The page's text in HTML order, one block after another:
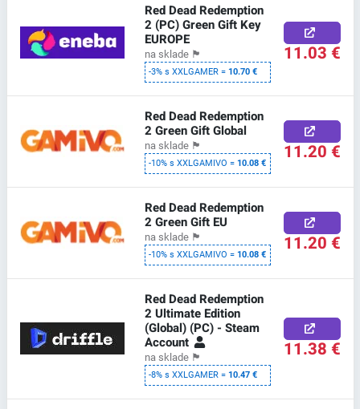
Red Dead Redemption
2 (PC) Green Gift Key
EUROPE
na sklade 🏴
-3% s XXLGAMER =10.70 €
11.03 €
Red Dead Redemption
2 Green Gift Global
na sklade 🏴
-10% s XXLGAMIVO =10.08 € 11.20 €
Red Dead Redemption
2 Green Gift EU
na sklade 🏴
-10% s XXLGAMIVO =10.08 € 11.20 €
Red Dead Redemption
2 Ultimate Edition
(Global) (PC) - Steam
Account
na sklade 🏴
-8% s XXLGAMER =10.47 €
11.38 €